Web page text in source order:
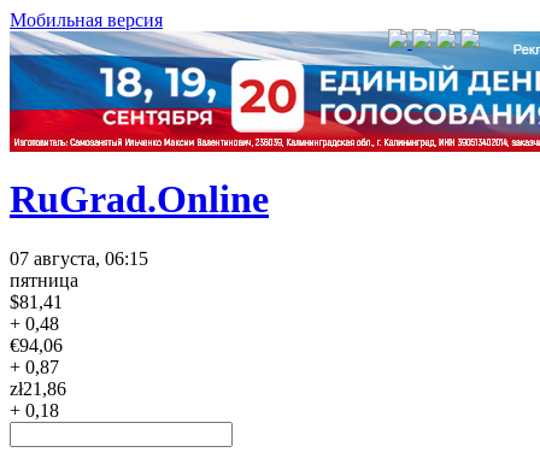
Мобильная версия
RuGrad.Online
07 августа, 06:15
пятница
$81,41
+ 0,48
€94,06
+ 0,87
zł21,86
+ 0,18